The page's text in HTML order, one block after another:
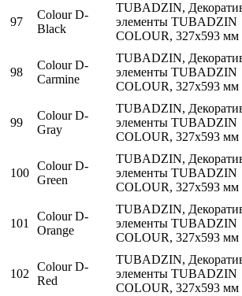
97
Colour D-
Black
TUBADZIN,
элементы TUBADZIN
COLOUR, 327x593 мм
98
Colour D-
Carmine
TUBADZIN,
элементы TUBADZIN
COLOUR, 327x593 мм
99
Colour D-
Gray
TUBADZIN,
элементы TUBADZIN
COLOUR, 327x593 мм
100
Colour D-
Green
TUBADZIN,
элементы TUBADZIN
COLOUR, 327x593 мм
101
Colour D-
Orange
TUBADZIN,
элементы TUBADZIN
COLOUR, 327x593 мм
102
Colour D-
Red
TUBADZIN,
элементы TUBADZIN
COLOUR, 327x593 мм